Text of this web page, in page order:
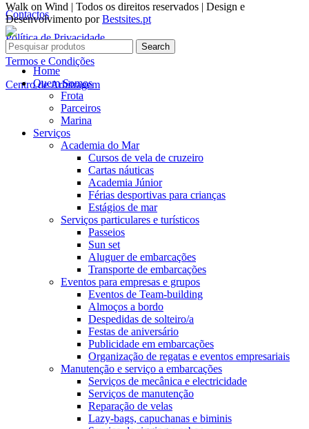
Contactos
Política de Privacidade
Termos e Condições
Centro de Arbitragem
Walk on Wind | Todos os direitos reservados | Design e
Desenvolvimento porBestsites.pt
Search
Home
Quem Somos
Frota
Parceiros
Marina
Serviços
Academia do Mar
Cursos de vela de cruzeiro
Cartas náuticas
Academia Júnior
Férias desportivas para crianças
Estágios de mar
Serviços particulares e turísticos
Passeios
Sun set
Aluguer de embarcações
Transporte de embarcações
Eventos para empresas e grupos
Eventos de Team-building
Almoços a bordo
Despedidas de solteiro/a
Festas de aniversário
Publicidade em embarcações
Organização de regatas e eventos empresariais
Manutenção e serviço a embarcações
Serviços de mecânica e electricidade
Serviços de manutenção
Reparação de velas
Lazy-bags, capuchanas e biminis